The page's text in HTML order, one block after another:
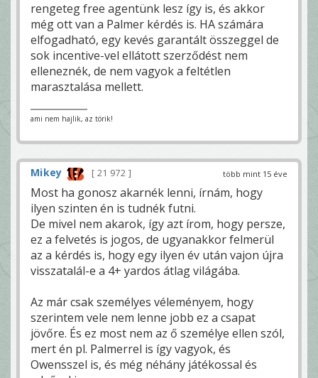
rengeteg free agentünk lesz így is, és akkor
még ott van a Palmer kérdés is. HA számára
elfogadható, egy kevés garantált összeggel de
sok incentive-vel ellátott szerződést nem
elleneznék, de nem vagyok a feltétlen
marasztalása mellett.
ami nem hajlik, az törik!
több mint 15 éve
Mikey 21 972
Most ha gonosz akarnék lenni, írnám, hogy
ilyen szinten én is tudnék futni.
De mivel nem akarok, így azt írom, hogy persze,
ez a felvetés is jogos, de ugyanakkor felmerül
az a kérdés is, hogy egy ilyen év után vajon újra
visszatalál-e a 4+ yardos átlag világába.
Az már csak személyes véleményem, hogy
szerintem vele nem lenne jobb ez a csapat
jövőre. És ez most nem az ő személye ellen szól,
mert én pl. Palmerrel is így vagyok, és
Owensszel is, és még néhány játékossal és